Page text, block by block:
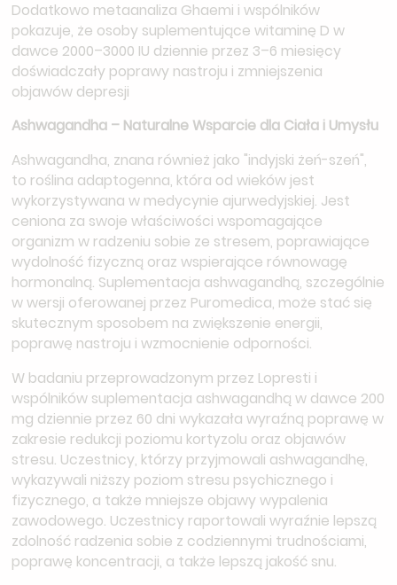
Dodatkowo metaanaliza Ghaemi i wspólników
pokazuje, że osoby suplementujące witaminę D w
dawce 2000–3000 IU dziennie przez 3–6 miesięcy
doświadczały poprawy nastroju i zmniejszenia
objawów depresji
Ashwagandha – Naturalne Wsparcie dla Ciała i Umysłu
Ashwagandha, znana również jako "indyjski żeń-szeń",
to roślina adaptogenna, która od wieków jest
wykorzystywana w medycynie ajurwedyjskiej. Jest
ceniona za swoje właściwości wspomagające
organizm w radzeniu sobie ze stresem, poprawiające
wydolność fizyczną oraz wspierające równowagę
hormonalną. Suplementacja ashwagandhą, szczególnie
w wersji oferowanej przez Puromedica, może stać się
skutecznym sposobem na zwiększenie energii,
poprawę nastroju i wzmocnienie odporności.
W badaniu przeprowadzonym przez Lopresti i
wspólników suplementacja ashwagandhą w dawce 200
mg dziennie przez 60 dni wykazała wyraźną poprawę w
zakresie redukcji poziomu kortyzolu oraz objawów
stresu. Uczestnicy, którzy przyjmowali ashwagandhę,
wykazywali niższy poziom stresu psychicznego i
fizycznego, a także mniejsze objawy wypalenia
zawodowego. Uczestnicy raportowali wyraźnie lepszą
zdolność radzenia sobie z codziennymi trudnościami,
poprawę koncentracji, a także lepszą jakość snu.